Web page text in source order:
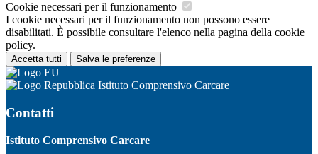
Cookie necessari per il funzionamento
I cookie necessari per il funzionamento non possono essere
disabilitati. È possibile consultare l'elenco nella pagina della cookie
policy.
Accetta tutti Salva le preferenze
Istituto Comprensivo Carcare
Contatti
Istituto Comprensivo Carcare